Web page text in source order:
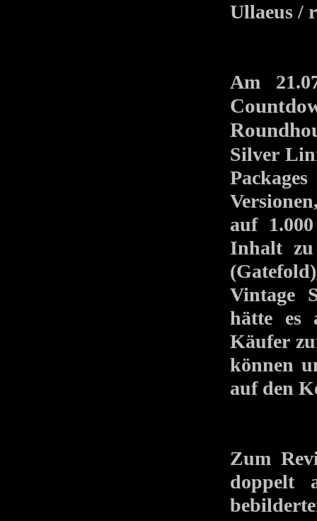
Ullaeus /
Am
Silver
auf
Inhalt zu
Vintage
hätte es
Käufer
können
auf den
Zum
doppelt